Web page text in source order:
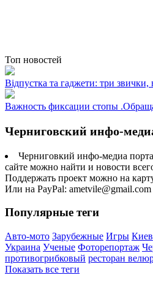
Топ новостей
Відпустка та гаджети: три звички,
Важность фиксации стопы
Черниговский инфо-
Черниговкий инфо-медиа
сайте можно найти и новости
Поддержать проект можно на
Или на PayPal: ametvile@gmail.com
Популярные теги
Авто-мото Зарубежные Игры Киев
Украина Ученые Фоторепортаж
противогрибковый ресторан
Показать все теги